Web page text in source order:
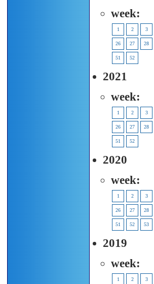
week:
1 2 3
26 27 28
51 52
2021
week:
1 2 3
26 27 28
51 52
2020
week:
1 2 3
26 27 28
51 52 53
2019
week:
1 2 3